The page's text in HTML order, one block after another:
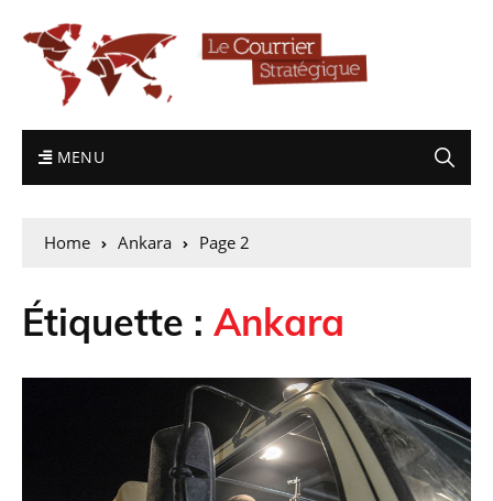
MENU
Home Ankara Page 2
Étiquette : Ankara